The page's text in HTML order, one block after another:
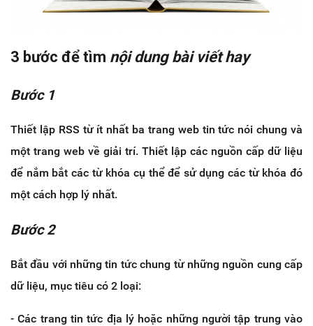
3 bước để tìm nội dung bài viết hay
Bước 1
Thiết lập RSS từ ít nhất ba trang web tin tức nói chung và
một trang web về giải trí. Thiết lập các nguồn cấp dữ liệu
để nắm bắt các từ khóa cụ thể để sử dụng các từ khóa đó
một cách hợp lý nhất.
Bước 2
Bắt đầu với những tin tức chung từ những nguồn cung cấp
dữ liệu, mục tiêu có 2 loại:
- Các trang tin tức địa lý hoặc những người tập trung vào